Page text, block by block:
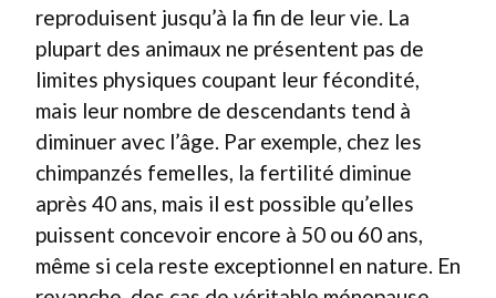
reproduisent jusqu’à la fin de leur vie. La
plupart des animaux ne présentent pas de
limites physiques coupant leur fécondité,
mais leur nombre de descendants tend à
diminuer avec l’âge. Par exemple, chez les
chimpanzés femelles, la fertilité diminue
après 40 ans, mais il est possible qu’elles
puissent concevoir encore à 50 ou 60 ans,
même si cela reste exceptionnel en nature. En